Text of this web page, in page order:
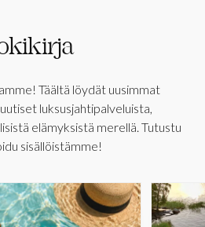
Täältä löydät uusimmat
luksusjahtipalveluista,
elämyksistä merellä. Tutustu
sisällöistämme!